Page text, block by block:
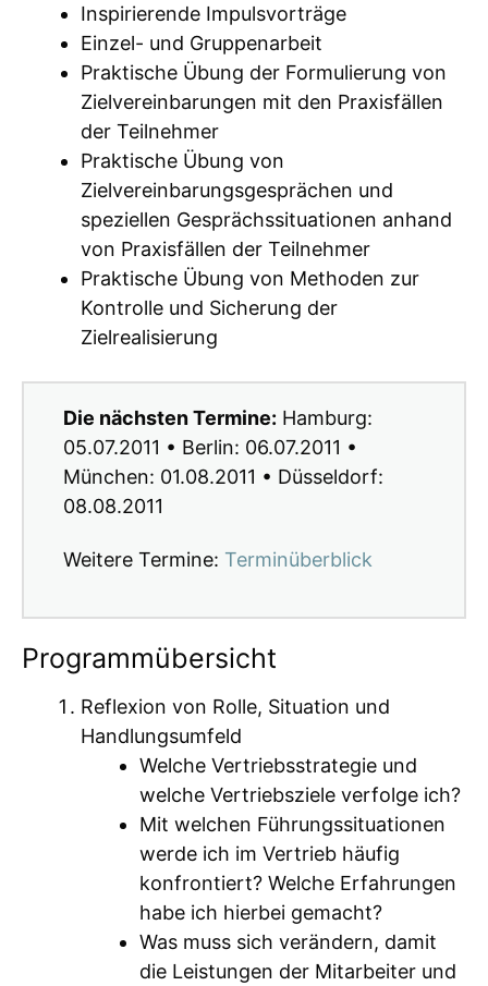
Inspirierende Impulsvorträge
Einzel- und Gruppenarbeit
Praktische Übung der Formulierung von
Zielvereinbarungen mit den Praxisfällen
der Teilnehmer
Praktische Übung von
Zielvereinbarungsgesprächen und
speziellen Gesprächssituationen anhand
von Praxisfällen der Teilnehmer
Praktische Übung von Methoden zur
Kontrolle und Sicherung der
Zielrealisierung
Die nächsten Termine: Hamburg:
05.07.2011 • Berlin: 06.07.2011 •
München: 01.08.2011 • Düsseldorf:
08.08.2011
Weitere Termine: Terminüberblick
Programmübersicht
Reflexion von Rolle, Situation und
Handlungsumfeld
Welche Vertriebsstrategie und
welche Vertriebsziele verfolge ich?
Mit welchen Führungssituationen
werde ich im Vertrieb häufig
konfrontiert? Welche Erfahrungen
habe ich hierbei gemacht?
Was muss sich verändern, damit
die Leistungen der Mitarbeiter und